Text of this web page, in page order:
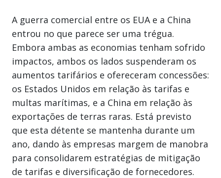
A guerra comercial entre os EUA e a China
entrou no que parece ser uma trégua.
Embora ambas as economias tenham sofrido
impactos, ambos os lados suspenderam os
aumentos tarifários e ofereceram concessões:
os Estados Unidos em relação às tarifas e
multas marítimas, e a China em relação às
exportações de terras raras. Está previsto
que esta détente se mantenha durante um
ano, dando às empresas margem de manobra
para consolidarem estratégias de mitigação
de tarifas e diversificação de fornecedores.